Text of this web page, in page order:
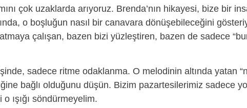
çok uzaklarda arıyoruz. Brenda’nın hikayesi, bize bir
o boşluğun nasıl bir canavara dönüşebileceğini
çalışan, bazen bizi yüzleştiren, bazen de sadece
sadece ritme odaklanma. O melodinin altında yatan
bağlı olduğunu düşün. Bizim pazartesilerimiz sadece
ışığı söndürmeyelim.